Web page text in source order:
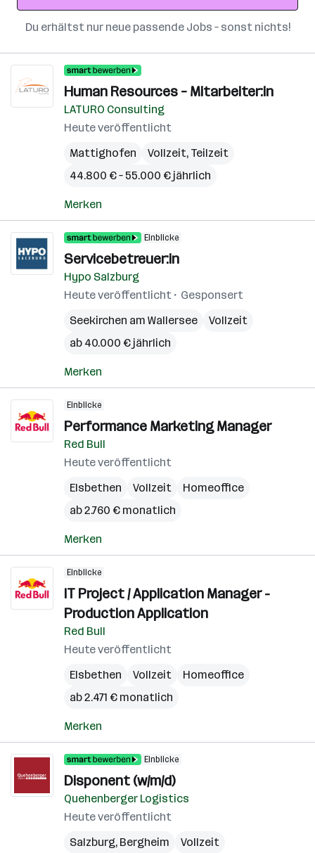
Du erhältst nur neue passende Jobs – sonst nichts!
Human Resources – Mitarbeiter:in
LATURO Consulting
Heute veröffentlicht
Mattighofen
Vollzeit, Teilzeit
44.800 € – 55.000 € jährlich
Merken
Einblicke
Servicebetreuer:in
Hypo Salzburg
Heute veröffentlicht
Gesponsert
Seekirchen am Wallersee
Vollzeit
ab 40.000 € jährlich
Merken
Einblicke
Performance Marketing Manager
Red Bull
Heute veröffentlicht
Elsbethen
Vollzeit
Homeoffice
ab 2.760 € monatlich
Merken
Einblicke
IT Project / Application Manager -
Production Application
Red Bull
Heute veröffentlicht
Elsbethen
Vollzeit
Homeoffice
ab 2.471 € monatlich
Merken
Einblicke
Disponent (w/m/d)
Quehenberger Logistics
Heute veröffentlicht
Salzburg, Bergheim Vollzeit